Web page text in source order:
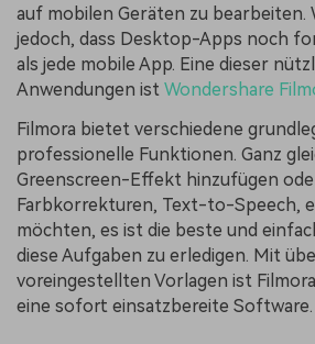
auf mobilen Geräten zu bearbeiten.
jedoch, dass Desktop-Apps noch
als jede mobile App. Eine dieser
Anwendungen ist Wondershare
Filmora bietet verschiedene
professionelle Funktionen. Ganz
Greenscreen-Effekt hinzufügen
Farbkorrekturen, Text-to-Speech,
möchten, es ist die beste und
diese Aufgaben zu erledigen. Mit
voreingestellten Vorlagen ist
eine sofort einsatzbereite Software.